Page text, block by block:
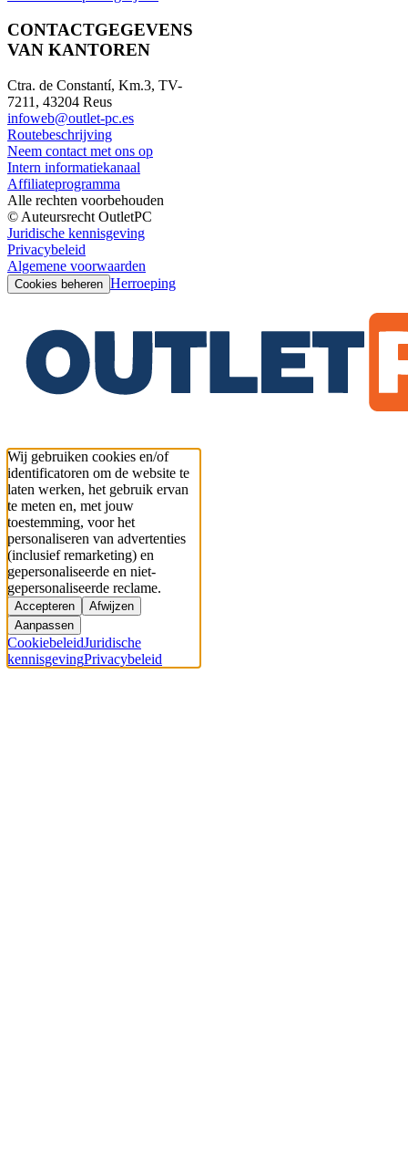
CONTACTGEGEVENS
VAN KANTOREN
Ctra. de Constantí, Km.3, TV-
7211, 43204 Reus
infoweb@outlet-pc.es
Routebeschrijving
Neem contact met ons op
Intern informatiekanaal
Affiliateprogramma
Alle rechten voorbehouden
© Auteursrecht OutletPC
Juridische kennisgeving
Privacybeleid
Algemene voorwaarden
Cookies beheren Herroeping
Wij gebruiken cookies en/of
identificatoren om de website te
laten werken, het gebruik ervan
te meten en, met jouw
toestemming, voor het
personaliseren van advertenties
(inclusief remarketing) en
gepersonaliseerde en niet-
gepersonaliseerde reclame.
Accepteren
Afwijzen
Aanpassen
CookiebeleidJuridische
kennisgevingPrivacybeleid